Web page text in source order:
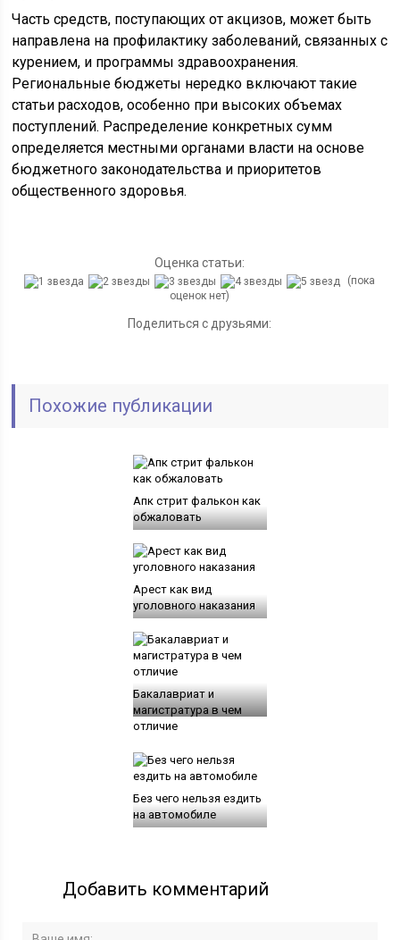
Часть средств, поступающих от акцизов, может быть
направлена на профилактику заболеваний, связанных с
курением, и программы здравоохранения.
Региональные бюджеты нередко включают такие
статьи расходов, особенно при высоких объемах
поступлений. Распределение конкретных сумм
определяется местными органами власти на основе
бюджетного законодательства и приоритетов
общественного здоровья.
Оценка статьи:
(пока
оценок нет)
Поделиться с друзьями:
Похожие публикации
Апк стрит фалькон как
обжаловать
Арест как вид
уголовного наказания
Бакалавриат и
магистратура в чем
отличие
Без чего нельзя ездить
на автомобиле
Добавить комментарий